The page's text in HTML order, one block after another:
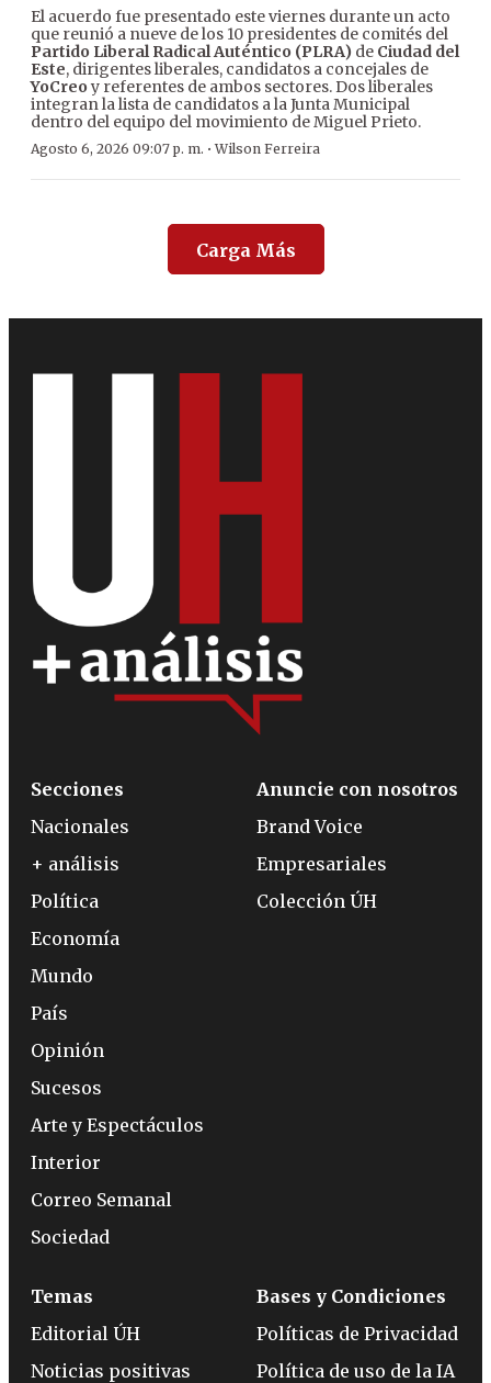
El acuerdo fue presentado este viernes durante un acto
que reunió a nueve de los 10 presidentes de comités del
Partido Liberal Radical Auténtico (PLRA) de Ciudad del
Este, dirigentes liberales, candidatos a concejales de
YoCreo y referentes de ambos sectores. Dos liberales
integran la lista de candidatos a la Junta Municipal
dentro del equipo del movimiento de Miguel Prieto.
Agosto 6, 2026 09:07 p. m. ·Wilson Ferreira
Carga Más
Secciones
Nacionales
+ análisis
Política
Economía
Mundo
País
Opinión
Sucesos
Arte y Espectáculos
Interior
Correo Semanal
Sociedad
Anuncie con nosotros
Brand Voice
Empresariales
Colección ÚH
Temas
Editorial ÚH
Noticias positivas
Bases y Condiciones
Políticas de Privacidad
Política de uso de la IA